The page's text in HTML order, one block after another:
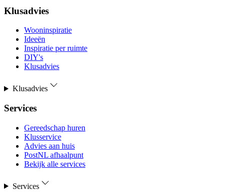
Klusadvies
Wooninspiratie
Ideeën
Inspiratie per ruimte
DIY's
Klusadvies
Klusadvies
Services
Gereedschap huren
Klusservice
Advies aan huis
PostNL afhaalpunt
Bekijk alle services
Services